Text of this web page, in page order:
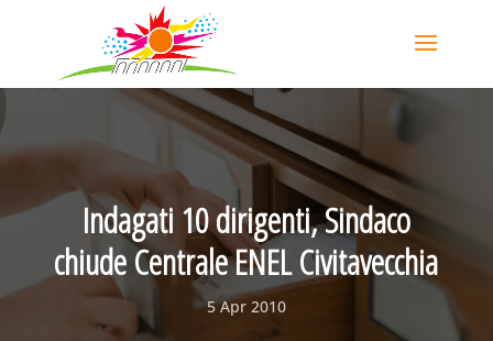
Indagati 10 dirigenti, Sindaco
chiude Centrale ENEL Civitavecchia
5 Apr 2010